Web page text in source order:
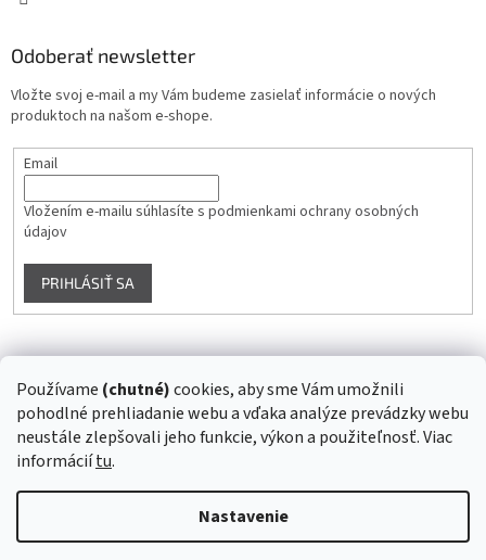
Používame (chutné)cookies, aby sme Vám umožnili
pohodlné prehliadanie webu a vďaka analýze prevádzky webu
neustále zlepšovali jeho funkcie, výkon a použiteľnosť. Viac
informáciítu.
Nastavenie
Odoberať newsletter
Vložte svoj e-mail a my Vám budeme zasielať informácie o nových
produktoch na našom e-shope.
Email
Vložením e-mailu súhlasíte s podmienkami ochrany osobných
údajov
PRIHLÁSIŤ SA
Sledovať na Instagrame